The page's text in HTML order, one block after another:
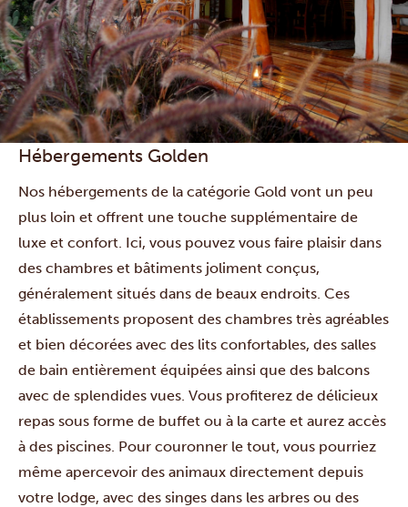
Hébergements Golden
Nos hébergements de la catégorie Gold vont un peu
plus loin et offrent une touche supplémentaire de
luxe et confort. Ici, vous pouvez vous faire plaisir dans
des chambres et bâtiments joliment conçus,
généralement situés dans de beaux endroits. Ces
établissements proposent des chambres très agréables
et bien décorées avec des lits confortables, des salles
de bain entièrement équipées ainsi que des balcons
avec de splendides vues. Vous profiterez de délicieux
repas sous forme de buffet ou à la carte et aurez accès
à des piscines. Pour couronner le tout, vous pourriez
même apercevoir des animaux directement depuis
votre lodge, avec des singes dans les arbres ou des